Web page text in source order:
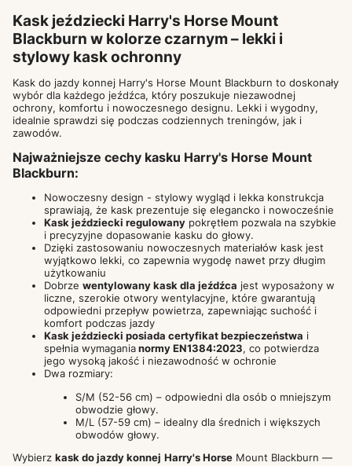
Kask jeździecki Harry's Horse Mount
Blackburn w kolorze czarnym – lekki i
stylowy kask ochronny
Kask do jazdy konnej Harry's Horse Mount Blackburn to doskonały
wybór dla każdego jeźdźca, który poszukuje niezawodnej
ochrony, komfortu i nowoczesnego designu. Lekki i wygodny,
idealnie sprawdzi się podczas codziennych treningów, jak i
zawodów.
Najważniejsze cechy kasku Harry's Horse Mount
Blackburn:
Nowoczesny design - stylowy wygląd i lekka konstrukcja
sprawiają, że kask prezentuje się elegancko i nowocześnie
Kask jeździecki regulowany pokrętłem pozwala na szybkie
i precyzyjne dopasowanie kasku do głowy.
Dzięki zastosowaniu nowoczesnych materiałów kask jest
wyjątkowo lekki, co zapewnia wygodę nawet przy długim
użytkowaniu
Dobrze wentylowany kask dla jeźdźca jest wyposażony w
liczne, szerokie otwory wentylacyjne, które gwarantują
odpowiedni przepływ powietrza, zapewniając suchość i
komfort podczas jazdy
Kask jeździecki posiada certyfikat bezpieczeństwa i
spełnia wymaganianormy EN1384:2023, co potwierdza
jego wysoką jakość i niezawodność w ochronie
Dwa rozmiary:
S/M (52-56 cm) – odpowiedni dla osób o mniejszym
obwodzie głowy.
M/L (57-59 cm) – idealny dla średnich i większych
obwodów głowy.
Wybierz kask do jazdy konnej Harry's Horse Mount Blackburn —